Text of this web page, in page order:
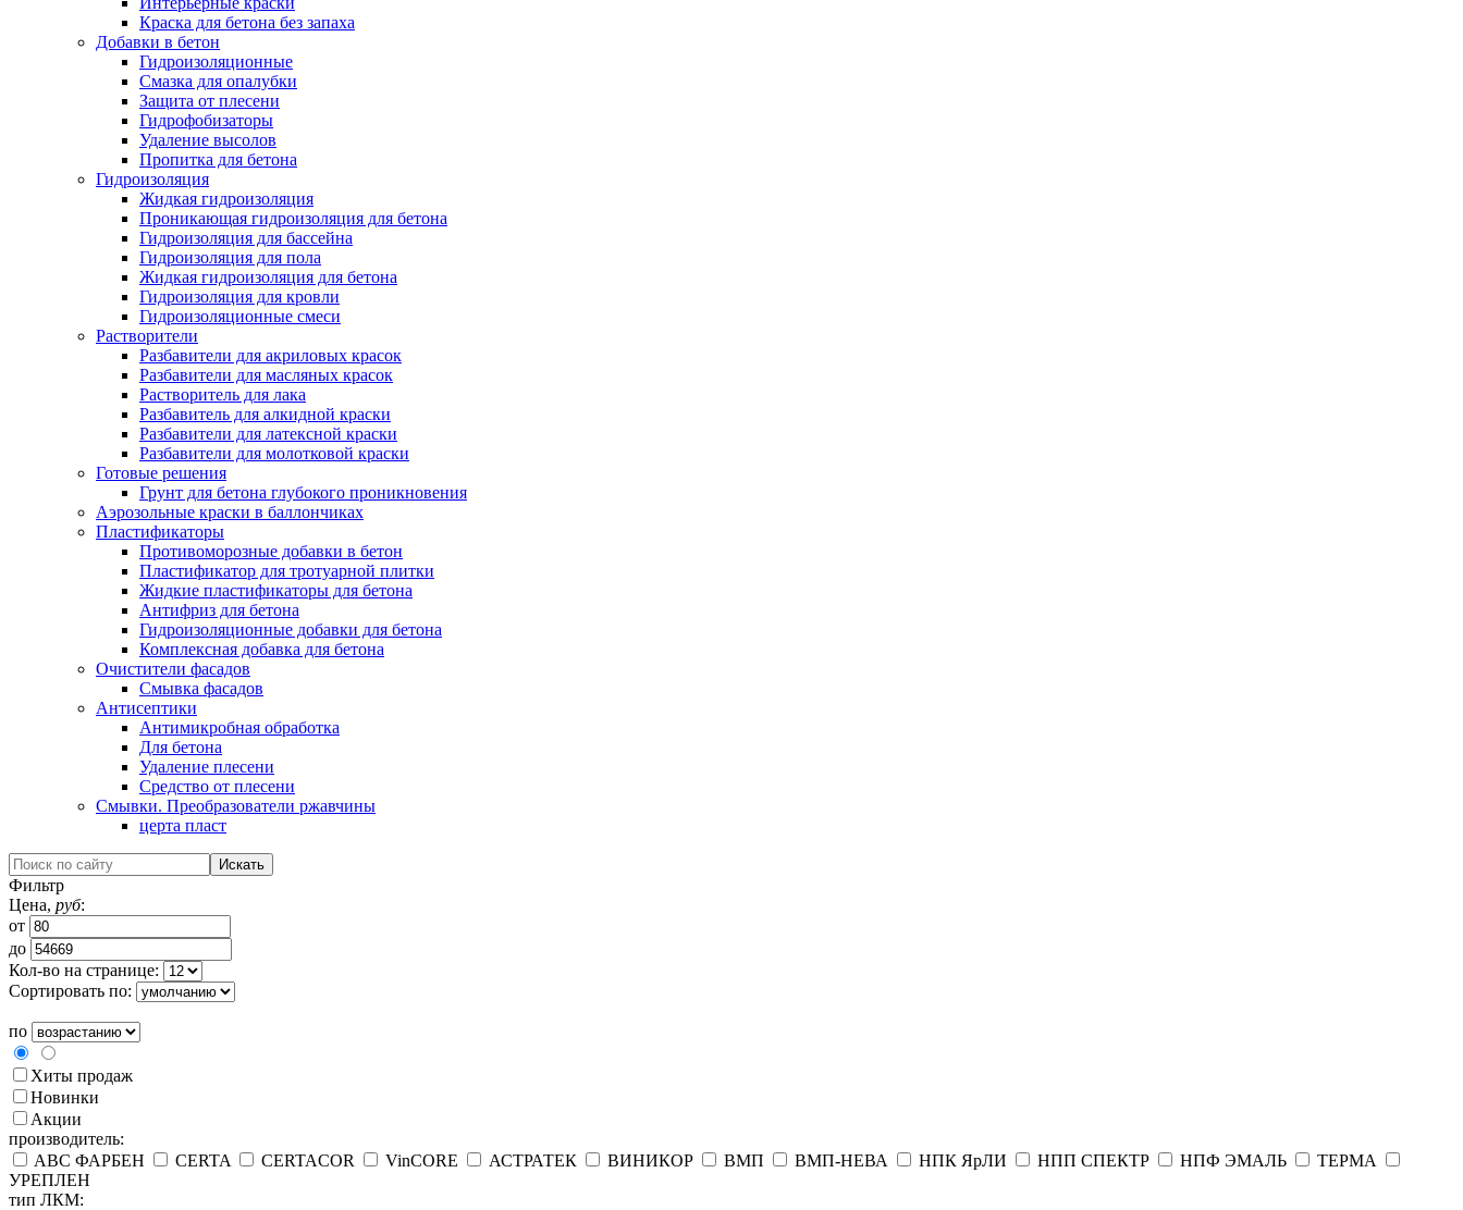
Краска для бетона без запаха
Добавки в бетон
Гидроизоляционные
Смазка для опалубки
Защита от плесени
Гидрофобизаторы
Удаление высолов
Пропитка для бетона
Гидроизоляция
Жидкая гидроизоляция
Проникающая гидроизоляция для бетона
Гидроизоляция для бассейна
Гидроизоляция для пола
Жидкая гидроизоляция для бетона
Гидроизоляция для кровли
Гидроизоляционные смеси
Растворители
Разбавители для акриловых красок
Разбавители для масляных красок
Растворитель для лака
Разбавитель для алкидной краски
Разбавители для латексной краски
Разбавители для молотковой краски
Готовые решения
Грунт для бетона глубокого проникновения
Аэрозольные краски в баллончиках
Пластификаторы
Противоморозные добавки в бетон
Пластификатор для тротуарной плитки
Жидкие пластификаторы для бетона
Антифриз для бетона
Гидроизоляционные добавки для бетона
Комплексная добавка для бетона
Очистители фасадов
Смывка фасадов
Антисептики
Антимикробная обработка
Для бетона
Удаление плесени
Средство от плесени
Смывки. Преобразователи ржавчины
церта пласт
Фильтр
Цена, руб:
от
до
Кол-во на странице:
Сортировать по:
по
Хиты продаж
Новинки
Акции
производитель:
ABC ФАРБЕН
CERTA CERTACOR VinCORE АСТРАТЕК ВИНИКОР ВМП ВМП-НЕВА НПК ЯрЛИ НПП СПЕКТР НПФ ЭМАЛЬ
ТЕРМА
УРЕПЛЕН
тип ЛКМ: